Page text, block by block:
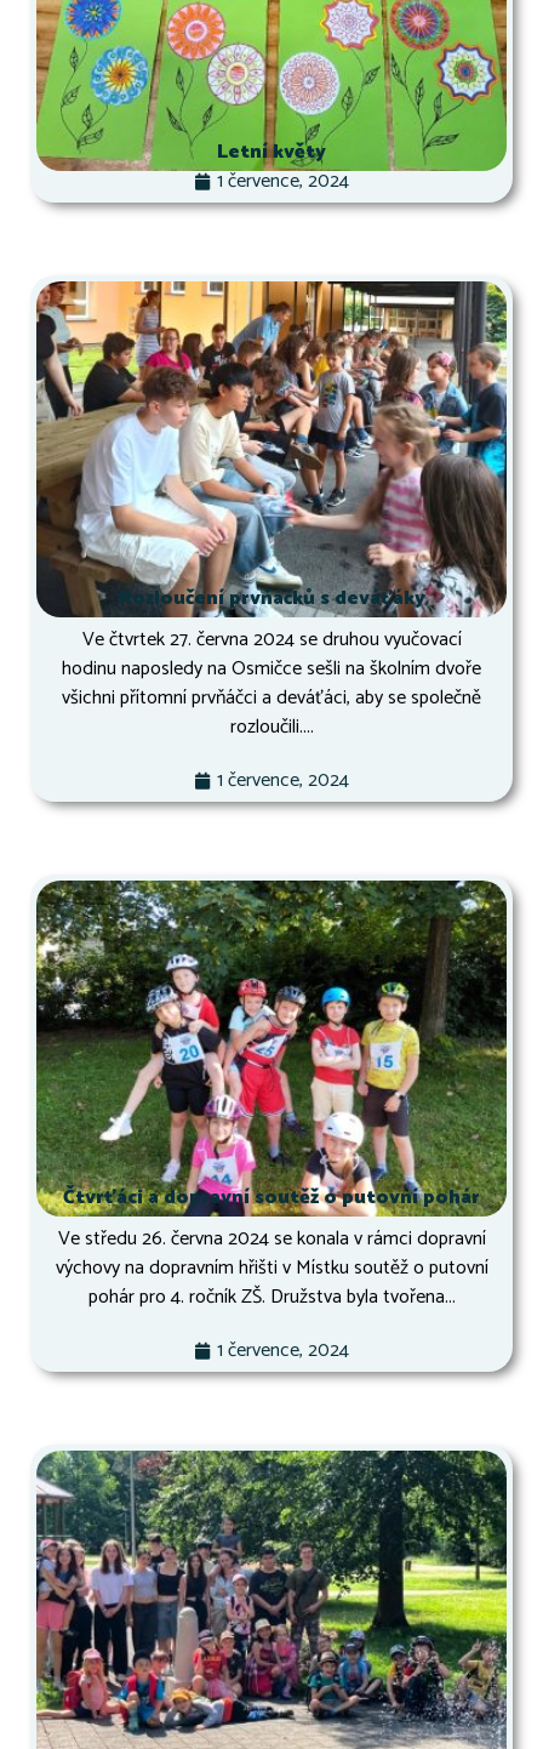
Letní květy
1 července, 2024
Rozloučení prvňáčků s deváťáky
Ve čtvrtek 27. června 2024 se druhou vyučovací
hodinu naposledy na Osmičce sešli na školním dvoře
všichni přítomní prvňáčci a deváťáci, aby se společně
rozloučili....
1 července, 2024
Čtvrťáci a dopravní soutěž o putovní pohár
Ve středu 26. června 2024 se konala v rámci dopravní
výchovy na dopravním hřišti v Místku soutěž o putovní
pohár pro 4. ročník ZŠ. Družstva byla tvořena...
1 července, 2024